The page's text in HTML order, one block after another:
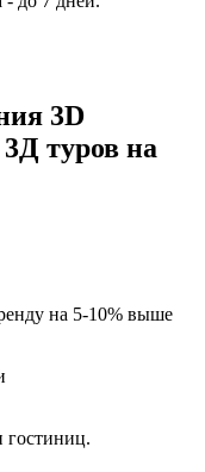
3D
туров на
на 5-10% выше
гостиниц.